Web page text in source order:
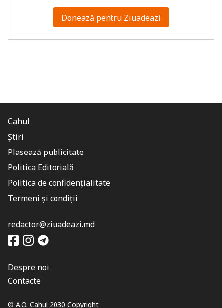
Donează pentru Ziuadeazi
© A.O. Cahul 2030 Copyright
Cahul
Știri
Plasează publicitate
Politica Editorială
Politica de confidențialitate
Termeni și condiții
redactor@ziuadeazi.md
Despre noi
Contacte